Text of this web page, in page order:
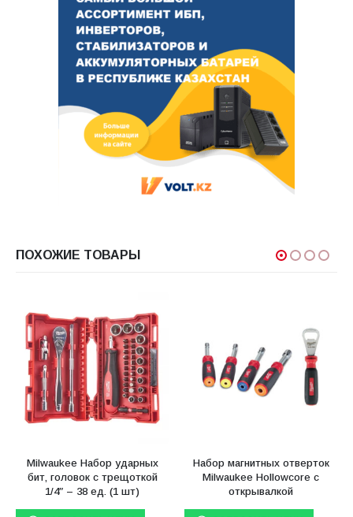
ПОХОЖИЕ ТОВАРЫ
Milwaukee Набор ударных
бит, головок с трещоткой
1/4″ – 38 ед. (1 шт)
Набор магнитных отверток
Milwaukee Hollowcore с
открывалкой